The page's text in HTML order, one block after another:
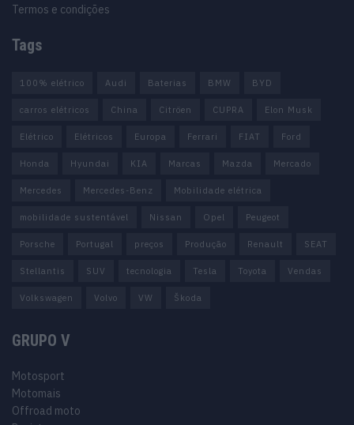
Termos e condições
Tags
100% elétrico Audi Baterias BMW BYD
carros elétricos China Citröen CUPRA Elon Musk
Elétrico Elétricos Europa Ferrari FIAT Ford
Honda Hyundai KIA Marcas Mazda Mercado
Mercedes Mercedes-Benz Mobilidade elétrica
mobilidade sustentável Nissan Opel Peugeot
Porsche Portugal preços Produção Renault SEAT
Stellantis SUV tecnologia Tesla Toyota Vendas
Volkswagen Volvo VW Škoda
GRUPO V
Motosport
Motomais
Offroad moto